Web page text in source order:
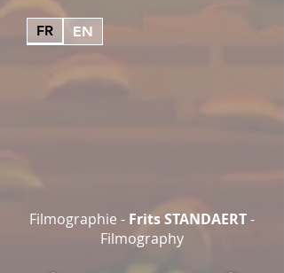
FR EN
Filmographie - Frits STANDAERT-
Filmography